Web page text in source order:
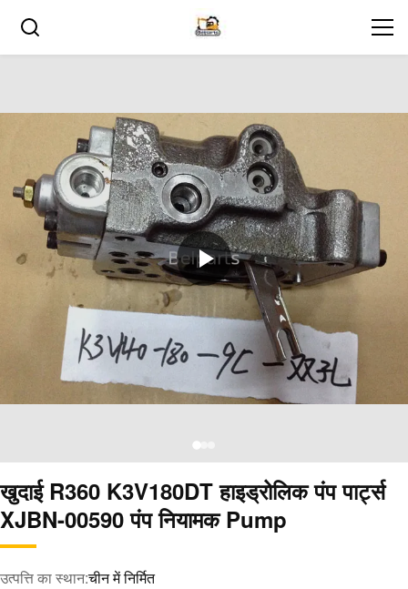
खुदाई R360 K3V180DT हाइड्रोलिक पंप पार्ट्स
XJBN-00590 पंप नियामक Pump
उत्पत्ति का स्थान:चीन में निर्मित